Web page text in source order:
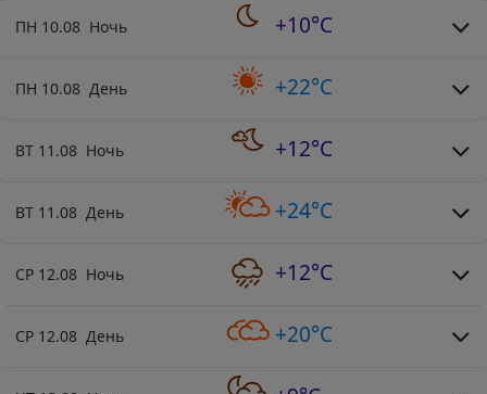
ПН 10.08 Ночь +10°C
ПН 10.08 День +22°C
ВТ 11.08 Ночь +12°C
ВТ 11.08 День +24°C
СР 12.08 Ночь +12°C
СР 12.08 День +20°C